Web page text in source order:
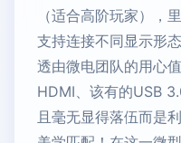
（适合高阶玩家），
支持连接不同显示形
透由微电团队的用心
HDMI、该有的USB
且毫无显得落伍而是